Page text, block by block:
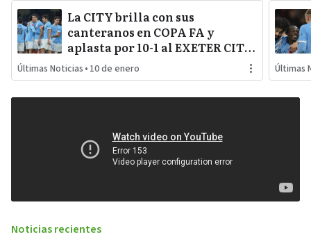
La CITY brilla con sus
canteranos en COPA FA y
aplasta por 10-1 al EXETER CITY
con la vuelta al gol de RODRI y
la estrella SEMENYO
Últimas Noticias • 10 de enero Últimas
Noticias recientes